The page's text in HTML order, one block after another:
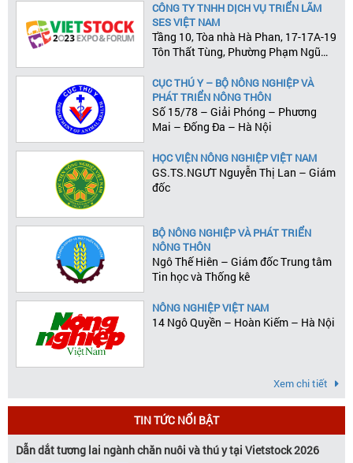
CÔNG TY TNHH DỊCH VỤ TRIỂN LÃM
SES VIỆT NAM
Tầng 10, Tòa nhà Hà Phan, 17-17A-19
Tôn Thất Tùng, Phường Phạm Ngũ
CỤC THÚ Y – BỘ NÔNG NGHIỆP VÀ
PHÁT TRIỂN NÔNG THÔN
Số 15/78 – Giải Phóng – Phương
Mai – Đống Đa – Hà Nội
HỌC VIỆN NÔNG NGHIỆP VIỆT NAM
GS.TS.NGƯT Nguyễn Thị Lan – Giám
đốc
BỘ NÔNG NGHIỆP VÀ PHÁT TRIỂN
NÔNG THÔN
Ngô Thế Hiên – Giám đốc Trung tâm
Tin học và Thống kê
NÔNG NGHIỆP VIỆT NAM
14 Ngô Quyền – Hoàn Kiếm – Hà Nội
Xem chi tiết
TIN TỨC NỔI BẬT
Dẫn dắt tương lai ngành chăn nuôi và thú y tại Vietstock 2026